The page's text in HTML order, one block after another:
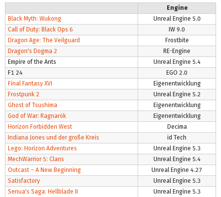
Engine
Black Myth: Wukong
Unreal Engine 5.0
Call of Duty: Black Ops 6
IW 9.0
Dragon Age: The Veilguard
Frostbite
Dragon's Dogma 2
RE-Engine
Empire of the Ants
Unreal Engine 5.4
F1 24
EGO 2.0
Final Fantasy XVI
Eigenentwicklung
Frostpunk 2
Unreal Engine 5.2
Ghost of Tsushima
Eigenentwicklung
God of War: Ragnarök
Eigenentwicklung
Horizon Forbidden West
Decima
Indiana Jones und der große Kreis
id Tech
Lego: Horizon Adventures
Unreal Engine 5.3
MechWarrior 5: Clans
Unreal Engine 5.4
Outcast – A New Beginning
Unreal Engine 4.27
Satisfactory
Unreal Engine 5.3
Senua's Saga: Hellblade II
Unreal Engine 5.3